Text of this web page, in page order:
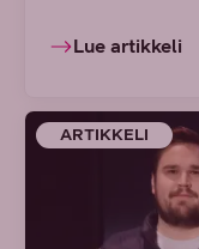
Lue artikkeli
ARTIKKELI